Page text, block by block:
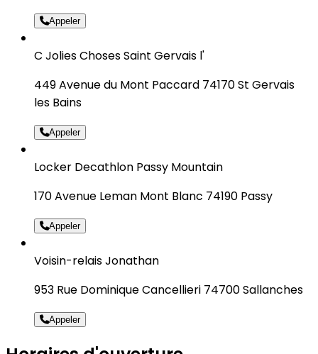
Appeler
C Jolies Choses Saint Gervais l'
449 Avenue du Mont Paccard 74170 St Gervais
les Bains
Appeler
Locker Decathlon Passy Mountain
170 Avenue Leman Mont Blanc 74190 Passy
Appeler
Voisin-relais Jonathan
953 Rue Dominique Cancellieri 74700 Sallanches
Appeler